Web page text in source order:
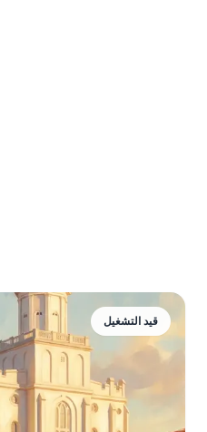
قيد التشغيل